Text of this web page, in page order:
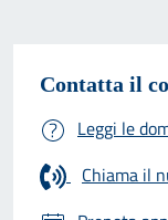
Contatta il
Leggi le
Chiama il